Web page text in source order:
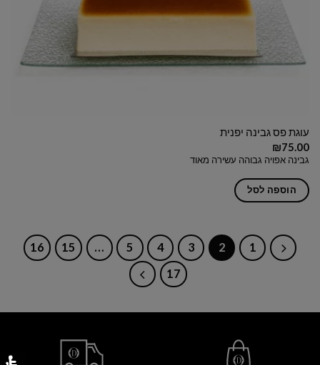
עוגת פס גבינה יפנית
₪75.00
גבינה אפויה גבוהה עשירה מאוד
הוספה לסל
1
2
3
4
5
…
15
16
17